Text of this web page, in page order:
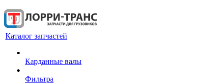
Каталог запчастей
Карданные валы
Фильтра